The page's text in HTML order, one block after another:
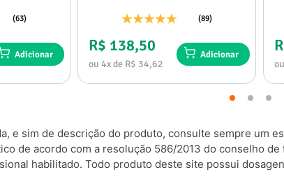
(63)
Adicionar
(89)
R$ 138,50
ou 4x de R$ 34,62
Adicionar
e sim de descrição do produto, consulte sempre um
de acordo com a resolução 586/2013 do conselho
habilitado. Todo produto deste site possui